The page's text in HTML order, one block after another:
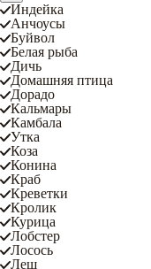
Индейка
Анчоусы
Буйвол
Белая рыба
Дичь
Домашняя птица
Дорадо
Кальмары
Камбала
Утка
Коза
Конина
Краб
Креветки
Кролик
Курица
Лобстер
Лосось
Лещ